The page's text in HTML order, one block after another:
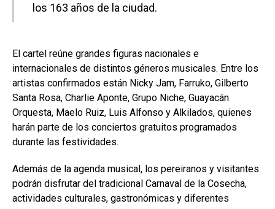
los 163 años de la ciudad.
El cartel reúne grandes figuras nacionales e
internacionales de distintos géneros musicales. Entre los
artistas confirmados están Nicky Jam, Farruko, Gilberto
Santa Rosa, Charlie Aponte, Grupo Niche, Guayacán
Orquesta, Maelo Ruiz, Luis Alfonso y Alkilados, quienes
harán parte de los conciertos gratuitos programados
durante las festividades.
Además de la agenda musical, los pereiranos y visitantes
podrán disfrutar del tradicional Carnaval de la Cosecha,
actividades culturales, gastronómicas y diferentes